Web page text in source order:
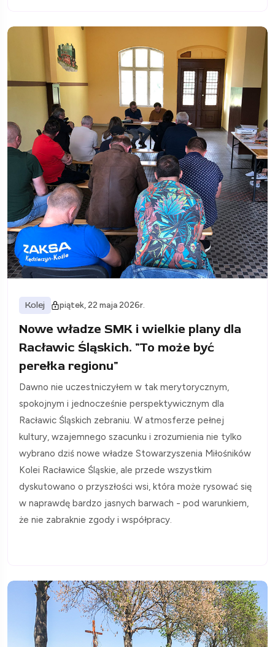
Kolej piątek, 22 maja 2026r.
Nowe władze SMK i wielkie plany dla
Racławic Śląskich. "To może być
perełka regionu"
Dawno nie uczestniczyłem w tak merytorycznym,
spokojnym i jednocześnie perspektywicznym dla
Racławic Śląskich zebraniu. W atmosferze pełnej
kultury, wzajemnego szacunku i zrozumienia nie tylko
wybrano dziś nowe władze Stowarzyszenia Miłośników
Kolei Racławice Śląskie, ale przede wszystkim
dyskutowano o przyszłości wsi, która może rysować się
w naprawdę bardzo jasnych barwach - pod warunkiem,
że nie zabraknie zgody i współpracy.